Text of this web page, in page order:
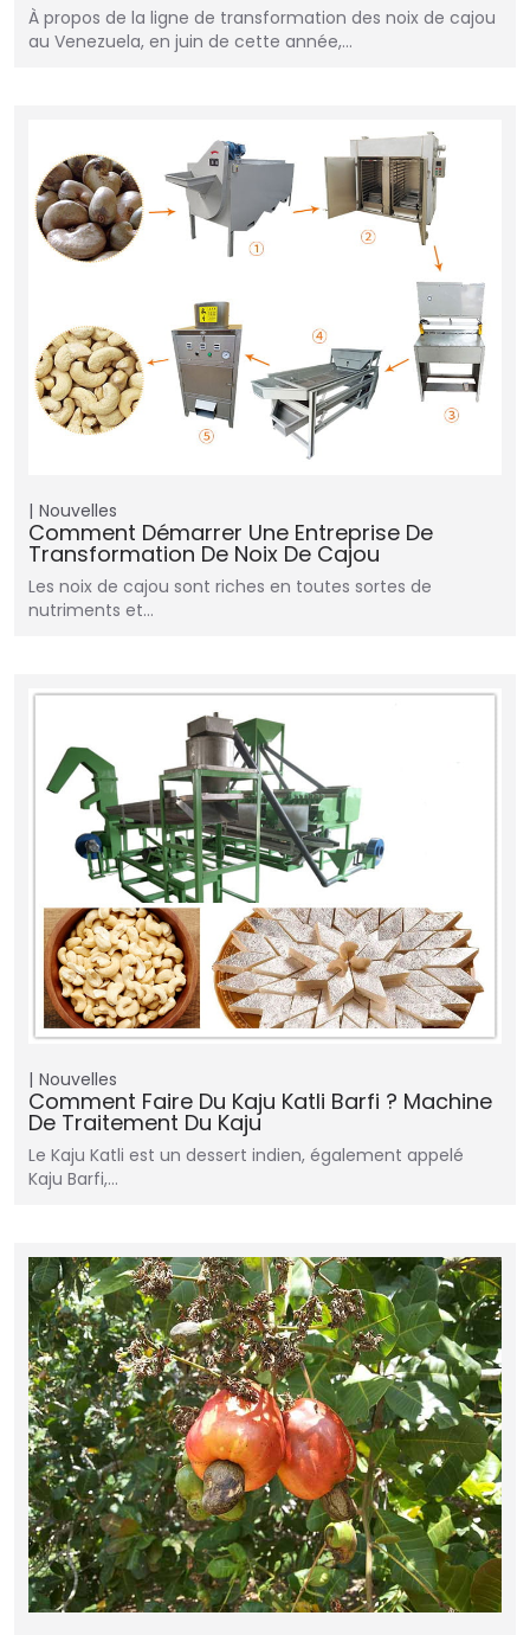
À propos de la ligne de transformation des noix de cajou
au Venezuela, en juin de cette année,…
Nouvelles
Comment Démarrer Une Entreprise De
Transformation De Noix De Cajou
Les noix de cajou sont riches en toutes sortes de
nutriments et…
Nouvelles
Comment Faire Du Kaju Katli Barfi ? Machine
De Traitement Du Kaju
Le Kaju Katli est un dessert indien, également appelé
Kaju Barfi,…